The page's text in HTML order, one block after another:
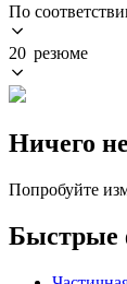
По
20 резюме
Ничего
Попробуйте
Быстрые